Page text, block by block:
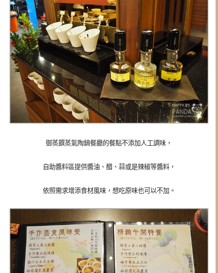
御蒸饌蒸氣陶鍋餐廳的餐點不添加人工調味，
自助醬料區提供醬油、醋、蒜或是辣椒等醬料，
依照需求增添食材風味，想吃原味也可以不加。